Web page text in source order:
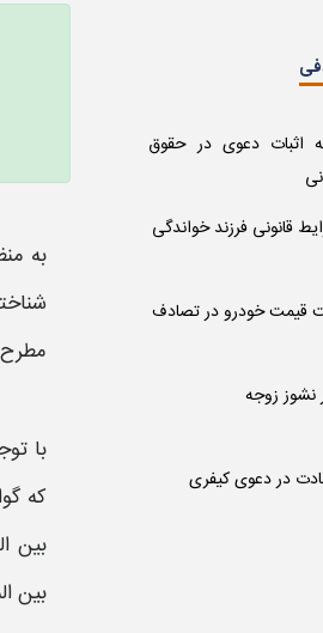
به
با
که
بین
بین
اثبات دعوی در حقوق
قانونی فرزند خواندگی
قیمت خودرو در تصادف
نشوز زوجه
در دعوی کیفری